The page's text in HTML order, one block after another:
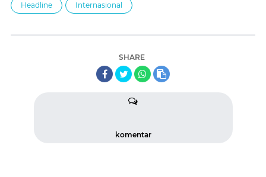
Headline Internasional
SHARE
komentar